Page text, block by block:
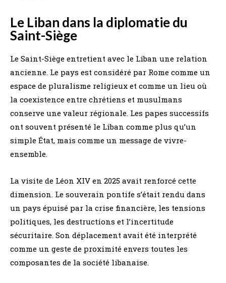
Le Liban dans la diplomatie du
Saint-Siège
Le Saint-Siège entretient avec le Liban une relation
ancienne. Le pays est considéré par Rome comme un
espace de pluralisme religieux et comme un lieu où
la coexistence entre chrétiens et musulmans
conserve une valeur régionale. Les papes successifs
ont souvent présenté le Liban comme plus qu’un
simple État, mais comme un message de vivre-
ensemble.
La visite de Léon XIV en 2025 avait renforcé cette
dimension. Le souverain pontife s’était rendu dans
un pays épuisé par la crise financière, les tensions
politiques, les destructions et l’incertitude
sécuritaire. Son déplacement avait été interprété
comme un geste de proximité envers toutes les
composantes de la société libanaise.